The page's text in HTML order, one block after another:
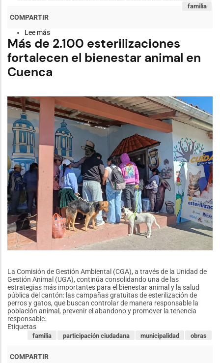
familia
Lee más
Campaña
“Yo
cuido
los
bosques,
y
el
agua”
busca
prevenir
incendios
en
la
época
de
sequía
Más de 2.100 esterilizaciones
fortalecen el bienestar animal en
Cuenca
La Comisión de Gestión Ambiental (CGA), a través de la Unidad de
Gestión Animal (UGA), continúa consolidando una de las
estrategias más importantes para el bienestar animal y la salud
pública del cantón: las campañas gratuitas de esterilización de
perros y gatos, que buscan controlar de manera responsable la
población animal, prevenir el abandono y promover la tenencia
responsable.
Etiquetas
obras
municipalidad
participación ciudadana
familia